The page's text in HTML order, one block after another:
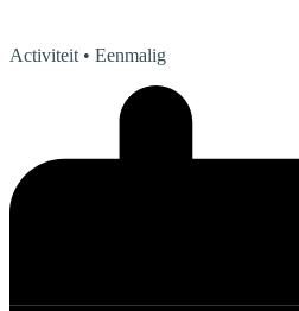
Activiteit • Eenmalig